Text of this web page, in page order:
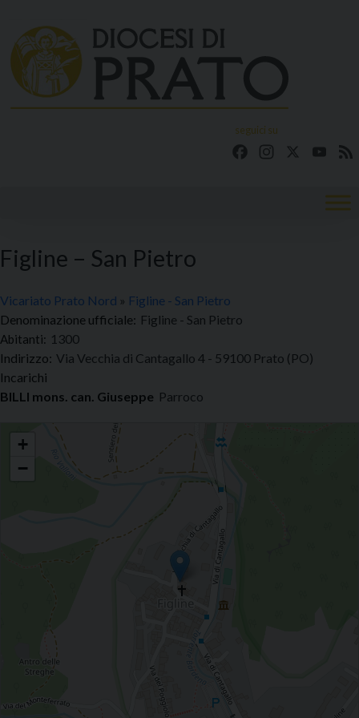
content
seguici su
FacebookInstagram
Figline – San Pietro
Vicariato Prato Nord » Figline - San Pietro
Denominazione ufficiale: Figline - San Pietro
1300
Indirizzo: Via Vecchia di Cantagallo 4 - 59100 Prato (PO)
Incarichi
BILLI mons. can. Giuseppe Parroco
Figline - San Pietro
+
−